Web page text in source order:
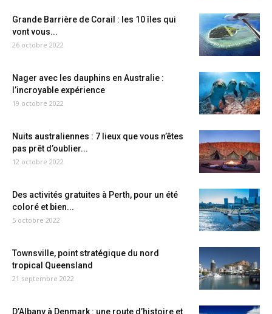
Grande Barrière de Corail : les 10 îles qui
vont vous...
26 octobre 2022
Nager avec les dauphins en Australie :
l’incroyable expérience
19 octobre 2022
Nuits australiennes : 7 lieux que vous n’êtes
pas prêt d’oublier...
12 octobre 2022
Des activités gratuites à Perth, pour un été
coloré et bien...
5 octobre 2022
Townsville, point stratégique du nord
tropical Queensland
21 septembre 2022
D’Albany à Denmark : une route d’histoire et